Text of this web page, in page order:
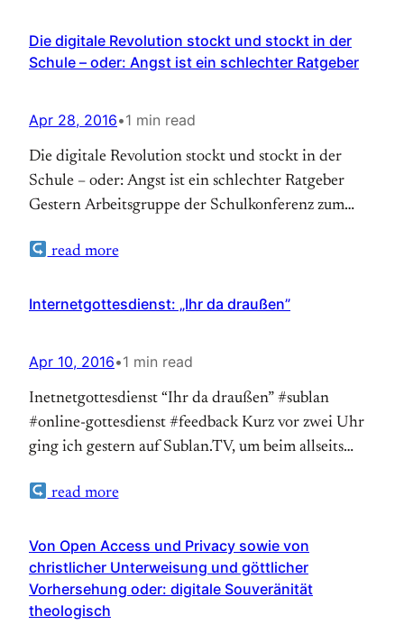
Die digitale Revolution stockt und stockt in der
Schule – oder: Angst ist ein schlechter Ratgeber
Apr 28, 2016•1 min read
Die digitale Revolution stockt und stockt in der
Schule – oder: Angst ist ein schlechter Ratgeber
Gestern Arbeitsgruppe der Schulkonferenz zum
Diskussion zum Thema „My Digital Revolution“ des
Deutschland und Amerika – zwei unterschiedliche
read more
Internetgottesdienst: „Ihr da draußen”
Apr 10, 2016•1 min read
Inetnetgottesdienst “Ihr da draußen” #sublan
#online-gottesdienst #feedback Kurz vor zwei Uhr
ging ich gestern auf Sublan.TV, um beim allseits
sein. In meinem Firefox-Browser klickte ich auf
ich wechselte zu Chrome, und der Stream startete,
ich sah ein Studio, Moderatoren, eine Band und
Menschen,…
read more
Von Open Access und Privacy sowie von
christlicher Unterweisung und göttlicher
Vorhersehung oder: digitale Souveränität
theologisch